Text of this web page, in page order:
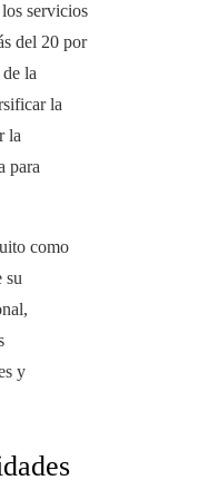
servicios
del 20 por
la
la
la
para
como
su
y